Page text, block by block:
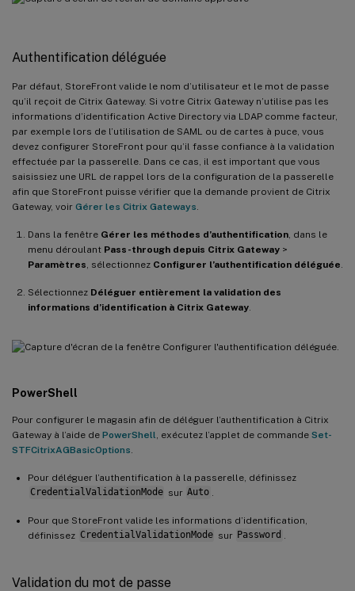
Authentification déléguée
Par défaut, StoreFront valide le nom d’utilisateur et le mot de passe
qu’il reçoit de Citrix Gateway. Si votre Citrix Gateway n’utilise pas les
informations d’identification Active Directory via LDAP comme facteur,
par exemple lors de l’utilisation de SAML ou de cartes à puce, vous
devez configurer StoreFront pour qu’il fasse confiance à la validation
effectuée par la passerelle. Dans ce cas, il est important que vous
saisissiez une URL de rappel lors de la configuration de la passerelle
afin que StoreFront puisse vérifier que la demande provient de Citrix
Gateway, voir Gérer les Citrix Gateways
Dans la fenêtre Gérer les méthodes d’authentification , dans le
menu déroulant Pass-through depuis Citrix Gateway >
Paramètres , sélectionnez Configurer l’authentification déléguée
Sélectionnez Déléguer entièrement la validation des
informations d’identification à Citrix Gateway
PowerShell
Pour configurer le magasin afin de déléguer l’authentification à Citrix
Gateway à l’aide de PowerShell , exécutez l’applet de commande Set-
STFCitrixAGBasicOptions
Pour déléguer l’authentification à la passerelle, définissez
CredentialValidationMode sur Auto
Pour que StoreFront valide les informations d’identification,
définissez CredentialValidationMode sur Password
Validation du mot de passe